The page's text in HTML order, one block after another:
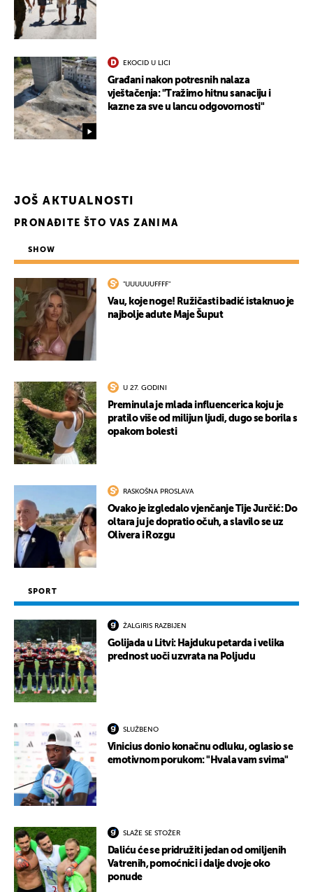
EKOCID U LICI
Građani nakon potresnih nalaza
vještačenja: "Tražimo hitnu sanaciju i
kazne za sve u lancu odgovornosti"
JOŠ AKTUALNOSTI
PRONAĐITE ŠTO VAS ZANIMA
SHOW
"UUUUUUFFFF"
Vau, koje noge! Ružičasti badić istaknuo je
najbolje adute Maje Šuput
U 27. GODINI
Preminula je mlada influencerica koju je
pratilo više od milijun ljudi, dugo se borila s
opakom bolesti
RASKOŠNA PROSLAVA
Ovako je izgledalo vjenčanje Tije Jurčić: Do
oltara ju je dopratio očuh, a slavilo se uz
Olivera i Rozgu
SPORT
ŽALGIRIS RAZBIJEN
Golijada u Litvi: Hajduku petarda i velika
prednost uoči uzvrata na Poljudu
SLUŽBENO
Vinicius donio konačnu odluku, oglasio se
emotivnom porukom: "Hvala vam svima"
SLAŽE SE STOŽER
Daliću će se pridružiti jedan od omiljenih
Vatrenih, pomoćnici i dalje dvoje oko
ponude